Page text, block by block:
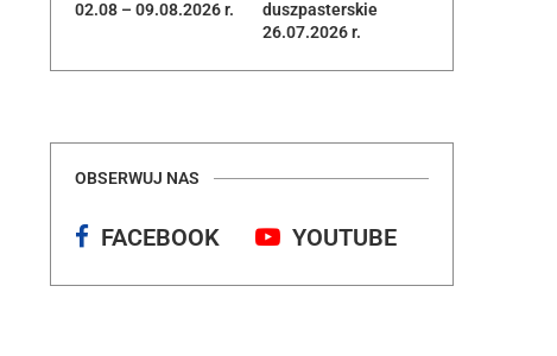
02.08 – 09.08.2026 r.
duszpasterskie
26.07.2026 r.
OBSERWUJ NAS
FACEBOOK YOUTUBE